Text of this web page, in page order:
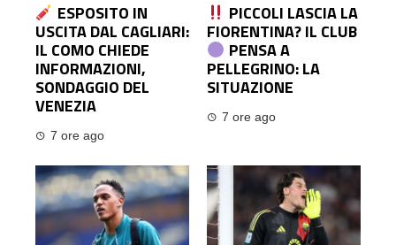
ESPOSITO IN
USCITA DAL CAGLIARI:
IL COMO CHIEDE
INFORMAZIONI,
SONDAGGIO DEL
VENEZIA
7 ore ago
PICCOLI LASCIA LA
FIORENTINA? IL CLUB
PENSA A
PELLEGRINO: LA
SITUAZIONE
7 ore ago